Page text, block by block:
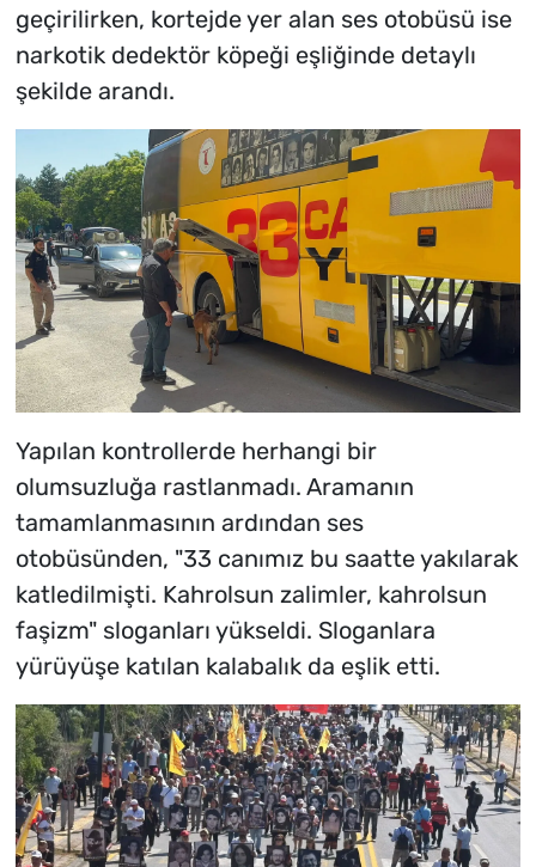
geçirilirken, kortejde yer alan ses otobüsü ise
narkotik dedektör köpeği eşliğinde detaylı
şekilde arandı.
Yapılan kontrollerde herhangi bir
olumsuzluğa rastlanmadı. Aramanın
tamamlanmasının ardından ses
otobüsünden, "33 canımız bu saatte yakılarak
katledilmişti. Kahrolsun zalimler, kahrolsun
faşizm" sloganları yükseldi. Sloganlara
yürüyüşe katılan kalabalık da eşlik etti.